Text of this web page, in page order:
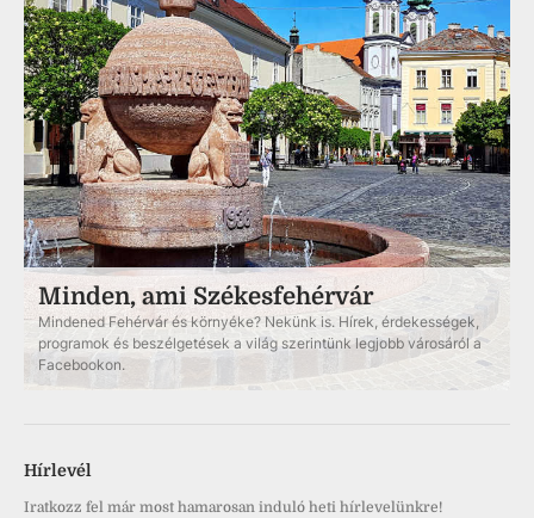
Minden, ami Székesfehérvár
Mindened Fehérvár és környéke? Nekünk is. Hírek, érdekességek,
programok és beszélgetések a világ szerintünk legjobb városáról a
Facebookon.
Hírlevél
Iratkozz fel már most hamarosan induló heti hírlevelünkre!